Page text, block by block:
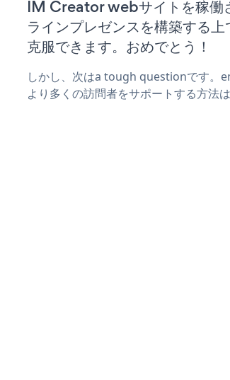
IM Creator webサイトを稼働
ラインプレゼンスを構築する
克服できます。おめでとう！
しかし、次はa tough questionです。
より多くの訪問者をサポートする方法